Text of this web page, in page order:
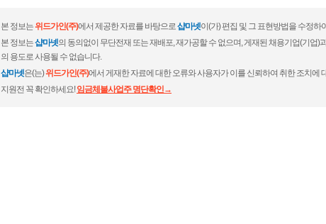
본 정보는위드가인(주)에서 제공한 자료를 바탕으로샵마넷이(가) 편집 및 그 표현방법을 수정하
본 정보는샵마넷의 동의없이 무단전재 또는 재배포, 재가공할 수 없으며, 게재된 채용기업(기업)
의 용도로 사용될 수 없습니다.
샵마넷은(는)위드가인(주)에서 게재한 자료에 대한 오류와 사용자가 이를 신뢰하여 취한 조치에
지원전 꼭 확인하세요!임금체불사업주 명단확인→